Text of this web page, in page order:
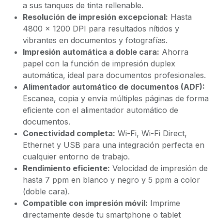
a sus tanques de tinta rellenable.
Resolución de impresión excepcional: Hasta
4800 x 1200 DPI para resultados nítidos y
vibrantes en documentos y fotografías.
Impresión automática a doble cara: Ahorra
papel con la función de impresión duplex
automática, ideal para documentos profesionales.
Alimentador automático de documentos (ADF):
Escanea, copia y envía múltiples páginas de forma
eficiente con el alimentador automático de
documentos.
Conectividad completa: Wi-Fi, Wi-Fi Direct,
Ethernet y USB para una integración perfecta en
cualquier entorno de trabajo.
Rendimiento eficiente: Velocidad de impresión de
hasta 7 ppm en blanco y negro y 5 ppm a color
(doble cara).
Compatible con impresión móvil: Imprime
directamente desde tu smartphone o tablet